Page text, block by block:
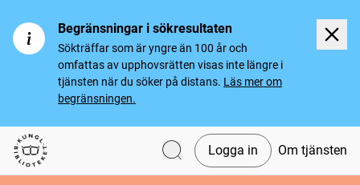
Begränsningar i sökresultaten
Sökträffar som är yngre än 100 år och
omfattas av upphovsrätten visas inte längre i
tjänsten när du söker på distans. Läs mer om
begränsningen.
Svenska tidningar
Logga in Om tjänsten